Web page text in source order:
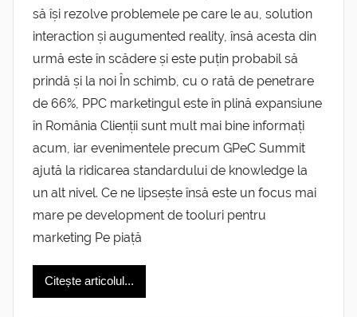
să își rezolve problemele pe care le au, solution
interaction și augumented reality, însă acesta din
urmă este în scădere și este puțin probabil să
prindă și la noi În schimb, cu o rată de penetrare
de 66%, PPC marketingul este în plină expansiune
în România Clienții sunt mult mai bine informați
acum, iar evenimentele precum GPeC Summit
ajută la ridicarea standardului de knowledge la
un alt nivel. Ce ne lipsește însă este un focus mai
mare pe development de tooluri pentru
marketing Pe piață
Citește articolul...